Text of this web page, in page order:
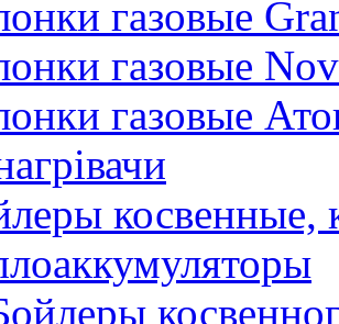
газовые
газовые
газовые
косвенные,